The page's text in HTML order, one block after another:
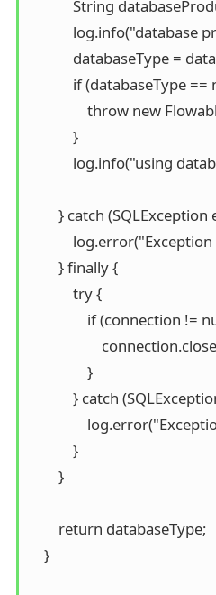
String
databaseType
if (databaseType ==
throw new
            }
log.info("using
} catch (SQLException
        } finally {
            try {
if (connection !=
                }
} catch
            }
        }
        return databaseType;
    }